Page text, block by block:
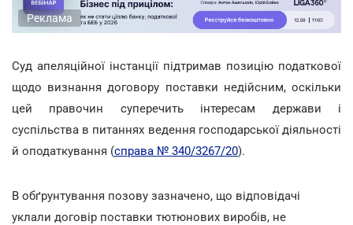
Реклама
Суд апеляційної інстанції підтримав позицію податкової
щодо визнання договору поставки недійсним, оскільки
цей правочин суперечить інтересам держави і
суспільства в питаннях ведення господарської діяльності
й оподаткування (справа № 340/3267/20).
В обґрунтування позову зазначено, що відповідачі
уклали договір поставки тютюнових виробів, не